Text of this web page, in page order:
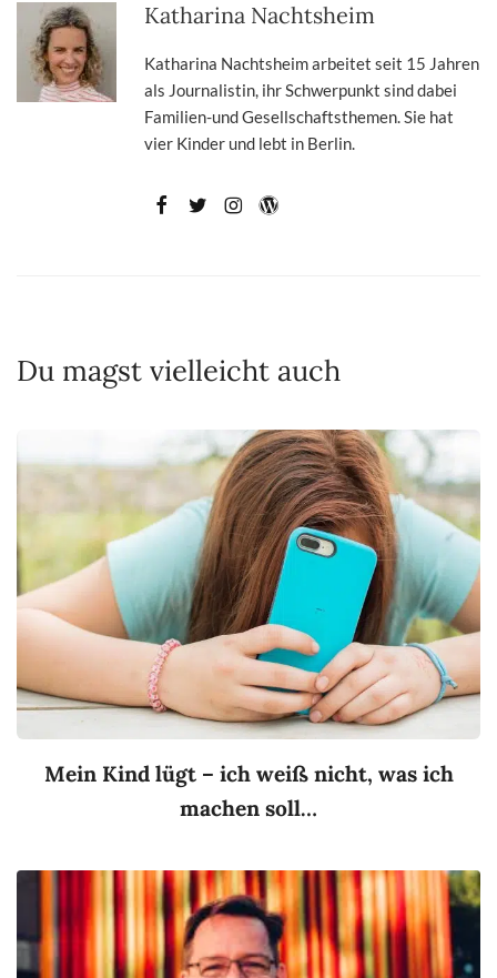
Katharina Nachtsheim
Katharina Nachtsheim arbeitet seit 15 Jahren
als Journalistin, ihr Schwerpunkt sind dabei
Familien-und Gesellschaftsthemen. Sie hat
vier Kinder und lebt in Berlin.
Du magst vielleicht auch
Mein Kind lügt – ich weiß nicht, was ich
machen soll…